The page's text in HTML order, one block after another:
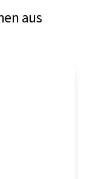
aus